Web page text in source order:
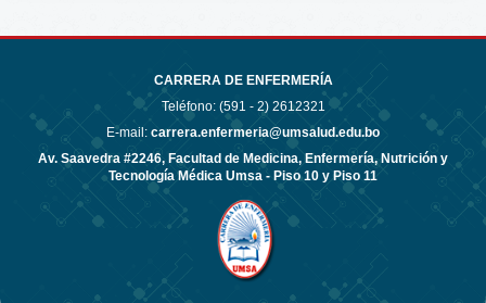
CARRERA DE ENFERMERÍA
Teléfono: (591 - 2) 2612321
E-mail: carrera.enfermeria@umsalud.edu.bo
Av. Saavedra #2246, Facultad de Medicina, Enfermería, Nutrición y
Tecnología Médica Umsa - Piso 10 y Piso 11